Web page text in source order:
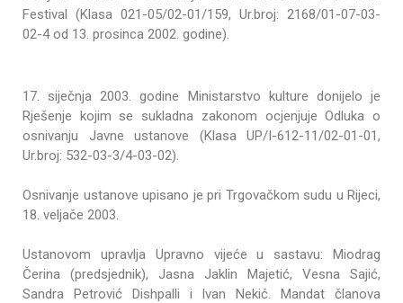
Festival (Klasa 021-05/02-01/159, Ur.broj: 2168/01-07-03-
02-4 od 13. prosinca 2002. godine).
17. siječnja 2003. godine Ministarstvo kulture donijelo je
Rješenje kojim se sukladna zakonom ocjenjuje Odluka o
osnivanju Javne ustanove (Klasa UP/I-612-11/02-01-01,
Ur.broj: 532-03-3/4-03-02).
Osnivanje ustanove upisano je pri Trgovačkom sudu u Rijeci,
18. veljače 2003.
Ustanovom upravlja Upravno vijeće u sastavu: Miodrag
Čerina (predsjednik), Jasna Jaklin Majetić, Vesna Sajić,
Sandra Petrović Dishpalli i Ivan Nekić. Mandat članova